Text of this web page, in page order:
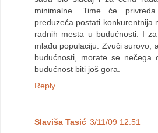
minimalne. Time će
preduzeća postati konkurentnija
radnih mesta u budućnosti. I
mlađu populaciju. Zvuči surovo,
budućnosti, morate se nečega
budućnost biti još gora.
Reply
Slaviša Tasić 3/11/09 12:51